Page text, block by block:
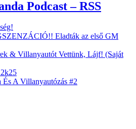
Podcast – RSS
Eladták az első GM
& Villanyautót Vettünk, Lájf! (Saját
A Villanyautózás #2